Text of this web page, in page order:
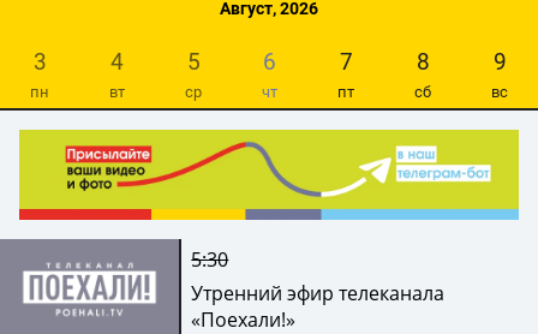
Август, 2026
3
пн
4
вт
5
ср
6
чт
7
пт
8
сб
9
вс
5:30
Утренний эфир телеканала
«Поехали!»